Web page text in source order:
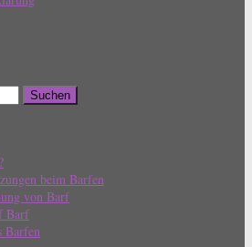
beim Barfen
von Barf
Barf
Barfen